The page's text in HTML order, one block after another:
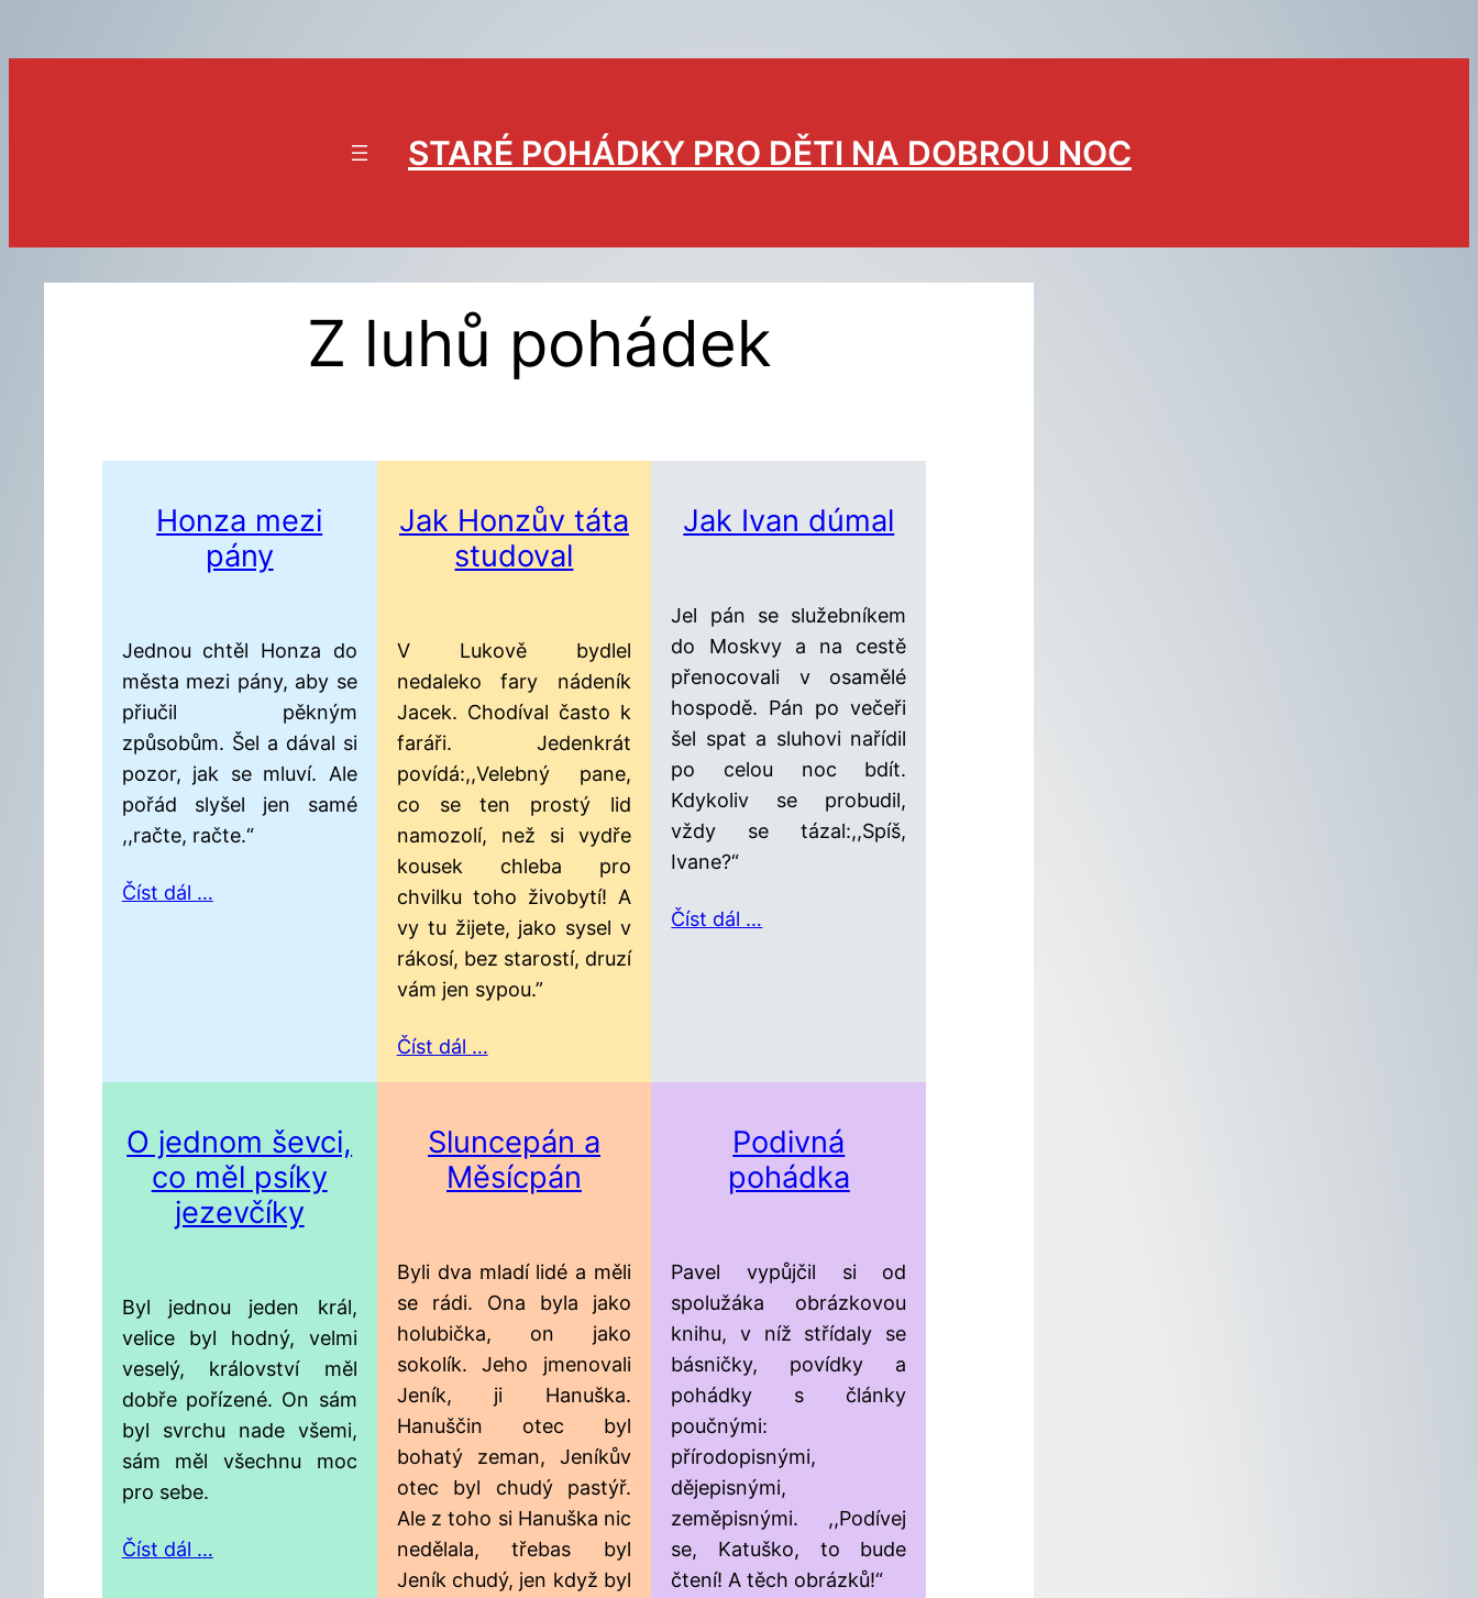
na
STARÉ POHÁDKY PRO DĚTI NA DOBROU NOC
Z luhů pohádek
Honza mezi
pány
Jednou chtěl Honza do
města mezi pány, aby se
přiučil pěkným
způsobům. Šel a dával si
pozor, jak se mluví. Ale
pořád slyšel jen samé
,,račte, račte.“
Číst dál …
Jak Honzův táta
studoval
V Lukově bydlel
nedaleko fary nádeník
Jacek. Chodíval často k
faráři. Jedenkrát
povídá:,,Velebný pane,
co se ten prostý lid
namozolí, než si vydře
kousek chleba pro
chvilku toho živobytí! A
vy tu žijete, jako sysel v
rákosí, bez starostí, druzí
vám jen sypou.”
Číst dál …
Jak Ivan dúmal
Jel pán se služebníkem
do Moskvy a na cestě
přenocovali v osamělé
hospodě. Pán po večeři
šel spat a sluhovi nařídil
po celou noc bdít.
Kdykoliv se probudil,
vždy se tázal:,,Spíš,
Ivane?“
Číst dál …
O jednom ševci,
co měl psíky
jezevčíky
Byl jednou jeden král,
velice byl hodný, velmi
veselý, království měl
dobře pořízené. On sám
byl svrchu nade všemi,
sám měl všechnu moc
pro sebe.
Číst dál …
Sluncepán a
Měsícpán
Byli dva mladí lidé a měli
se rádi. Ona byla jako
holubička, on jako
sokolík. Jeho jmenovali
Jeník, ji Hanuška.
Hanuščin otec byl
bohatý zeman, Jeníkův
otec byl chudý pastýř.
Ale z toho si Hanuška nic
nedělala, třebas byl
Jeník chudý, jen když byl
Podivná
pohádka
Pavel vypůjčil si od
spolužáka obrázkovou
knihu, v níž střídaly se
básničky, povídky a
pohádky s články
poučnými:
přírodopisnými,
dějepisnými,
zeměpisnými. ,,Podívej
se, Katuško, to bude
čtení! A těch obrázků!“